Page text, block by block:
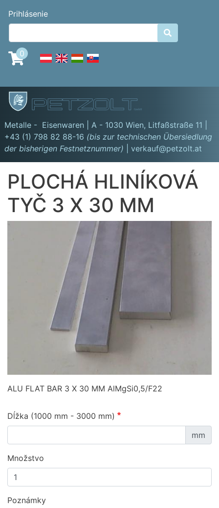
obsah
Benutzermenü
Prihlásenie

0
GmbH
Metalle - Eisenwaren | A - 1030 Wien, Litfaßstraße 11
+43 (1) 798 82 88-16 (bis zur technischen Übersiedlung
der bisherigen Festnetznummer)
| verkauf@petzolt.at
PLOCHÁ HLINÍKOVÁ
TYČ 3 X 30 MM
ALU FLAT BAR 3 X 30 MM AlMgSi0,5/F22
Dĺžka (1000 mm - 3000 mm)
mm
Množstvo
Poznámky